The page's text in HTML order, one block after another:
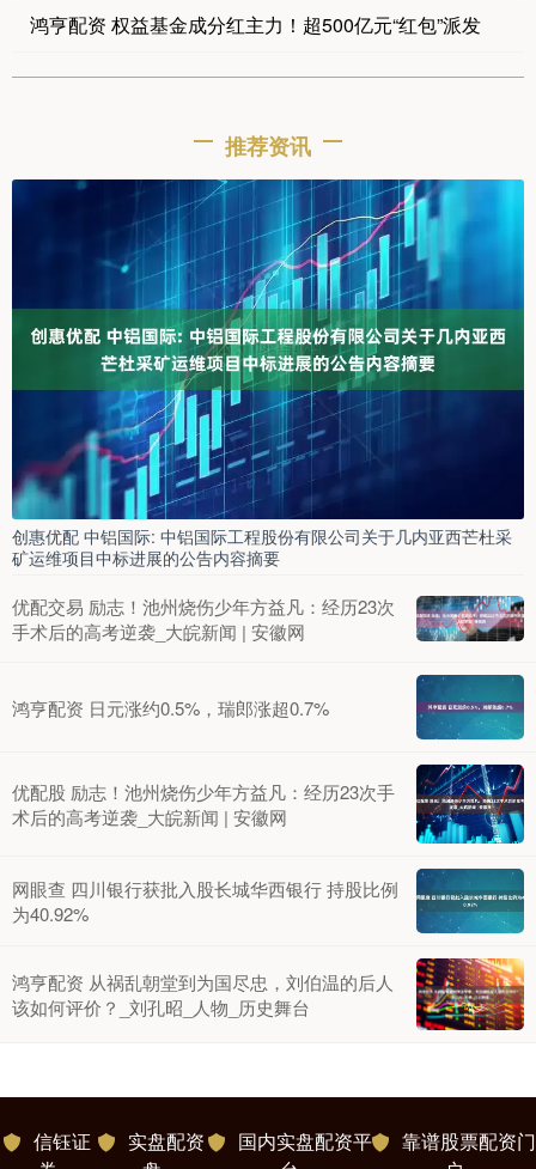
鸿亨配资 权益基金成分红主力！超500亿元“红包”派发
推荐资讯
创惠优配 中铝国际: 中铝国际工程股份有限公司关于几内亚西芒杜采
矿运维项目中标进展的公告内容摘要
优配交易 励志！池州烧伤少年方益凡：经历23次
手术后的高考逆袭_大皖新闻 | 安徽网
鸿亨配资 日元涨约0.5%，瑞郎涨超0.7%
优配股 励志！池州烧伤少年方益凡：经历23次手
术后的高考逆袭_大皖新闻 | 安徽网
网眼查 四川银行获批入股长城华西银行 持股比例
为40.92%
鸿亨配资 从祸乱朝堂到为国尽忠，刘伯温的后人
该如何评价？_刘孔昭_人物_历史舞台
信钰证
实盘配资
国内实盘配资平
靠谱股票配资门